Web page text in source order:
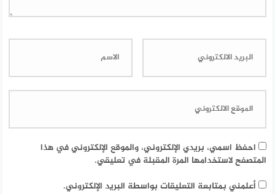
احفظ اسمي، بريدي الإلكتروني، والموقع الإلكتروني في هذا
المتصفح لاستخدامها المرة المقبلة في تعليقي.
أعلمني بمتابعة التعليقات بواسطة البريد الإلكتروني.